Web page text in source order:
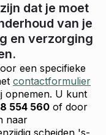
dat je moet
van je
en verzorging
een specifieke
contactformulier
opnemen. U kunt
554 560 of door
naar